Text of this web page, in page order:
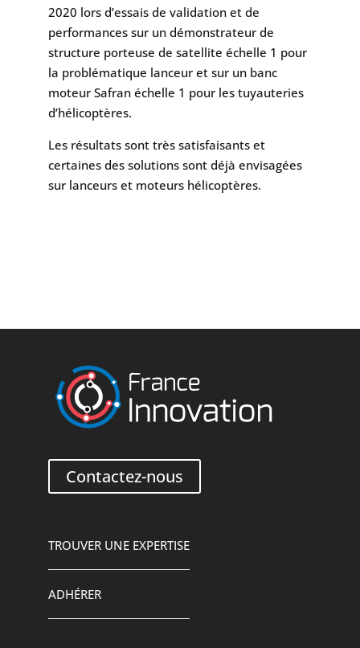
2020 lors d’essais de validation et de
performances sur un démonstrateur de
structure porteuse de satellite échelle 1 pour
la problématique lanceur et sur un banc
moteur Safran échelle 1 pour les tuyauteries
d’hélicoptères.
Les résultats sont très satisfaisants et
certaines des solutions sont déjà envisagées
sur lanceurs et moteurs hélicoptères.
Contactez-nous
TROUVER UNE EXPERTISE
ADHÉRER